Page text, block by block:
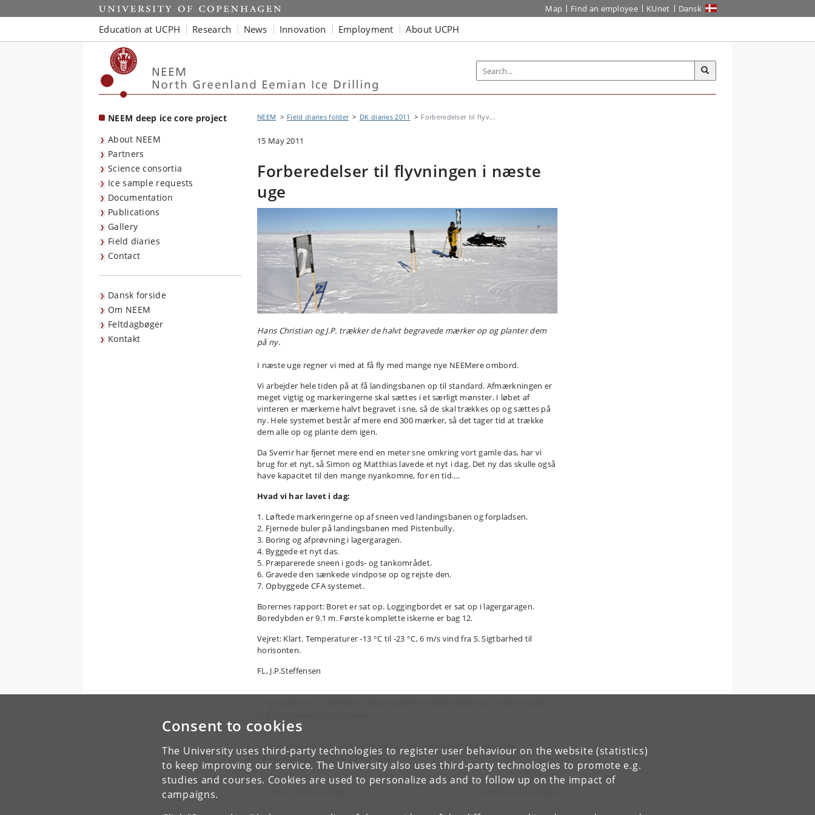
Consent to cookies
The University uses third-party technologies to register user behaviour on the website (statistics)
to keep improving our service. The University also uses third-party technologies to promote e.g.
studies and courses. Cookies are used to personalize ads and to follow up on the impact of
campaigns.
Start Map Find an employee KUnet Dansk
Education at UCPH Research News Innovation Employment About UCPH
NEEM deep ice core project
About NEEM
Partners
Science consortia
Ice sample requests
Documentation
Publications
Gallery
Field diaries
Contact
Dansk forside
Om NEEM
Feltdagbøger
Kontakt
NEEM Field diaries folder DK diaries 2011 Forberedelser til flyv...
15 May 2011
Forberedelser til flyvningen i næste
uge
Hans Christian og J.P. trækker de halvt begravede mærker op og planter dem
på ny.
I næste uge regner vi med at få fly med mange nye NEEMere ombord.
Vi arbejder hele tiden på at få landingsbanen op til standard. Afmærkningen er
meget vigtig og markeringerne skal sættes i et særligt mønster. I løbet af
vinteren er mærkerne halvt begravet i sne, så de skal trækkes op og sættes på
ny. Hele systemet består af mere end 300 mærker, så det tager tid at trække
dem alle op og plante dem igen.
Da Sverrir har fjernet mere end en meter sne omkring vort gamle das, har vi
brug for et nyt, så Simon og Matthias lavede et nyt i dag. Det ny das skulle også
have kapacitet til den mange nyankomne, for en tid....
Hvad vi har lavet i dag:
1. Løftede markeringerne op af sneen ved landingsbanen og forpladsen.
2. Fjernede buler på landingsbanen med Pistenbully.
3. Boring og afprøvning i lagergaragen.
4. Byggede et nyt das.
5. Præparerede sneen i gods- og tankområdet.
6. Gravede den sænkede vindpose op og rejste den.
7. Opbyggede CFA systemet.
Borernes rapport: Boret er sat op. Loggingbordet er sat op i lagergaragen.
Boredybden er 9.1 m. Første komplette iskerne er bag 12.
Vejret: Klart. Temperaturer -13 °C til -23 °C, 6 m/s vind fra S. Sigtbarhed til
horisonten.
FL, J.P.Steffensen
Simon afprøver det nye ”das”faciliteter med snemænd som tilskuere.
På bakken bagved: Det ”gamle” das.